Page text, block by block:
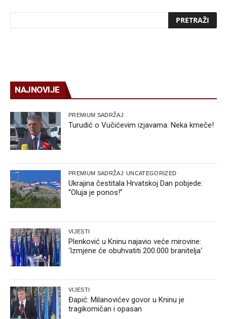
NAJNOVIJE
PREMIUM SADRŽAJ
Turudić o Vučićevim izjavama: Neka kmeče!
PREMIUM SADRŽAJ UNCATEGORIZED
Ukrajina čestitala Hrvatskoj Dan pobjede:
“Oluja je ponos!”
VIJESTI
Plenković u Kninu najavio veće mirovine:
‘Izmjene će obuhvatiti 200.000 branitelja‘
VIJESTI
Đapić: Milanovićev govor u Kninu je
tragikomičan i opasan